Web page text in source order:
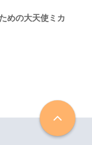
めの大天使ミカ